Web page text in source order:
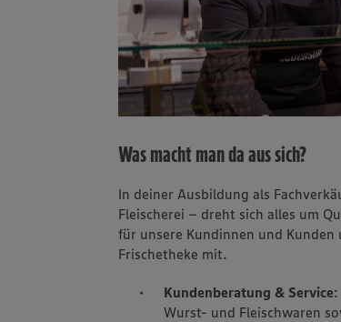
Was macht man da aus sich?
In deiner Ausbildung als
Fleischerei – dreht sich alles um
für unsere Kundinnen und
Frischetheke mit.
Kundenberatung & Service
Wurst- und Fleischwaren